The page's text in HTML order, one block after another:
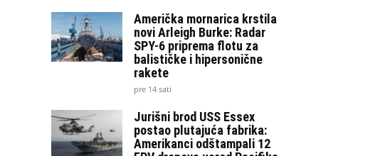
Američka mornarica krstila
novi Arleigh Burke: Radar
SPY-6 priprema flotu za
balističke i hipersonične
rakete
pre 14 sati
Jurišni brod USS Essex
postao plutajuća fabrika:
Amerikanci odštampali 12